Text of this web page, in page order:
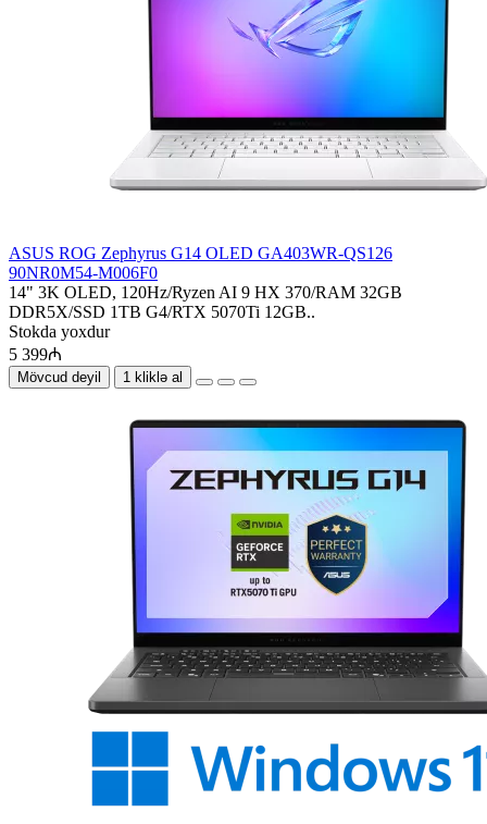
ASUS ROG Zephyrus G14 OLED GA403WR-QS126
90NR0M54-M006F0
14" 3K OLED, 120Hz/Ryzen AI 9 HX 370/RAM 32GB
DDR5X/SSD 1TB G4/RTX 5070Ti 12GB..
Stokda yoxdur
5 399₼
Mövcud deyil 1 kliklə al